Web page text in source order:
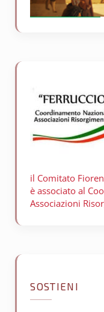
il Comitato
è associato al
Associazioni
SOSTIENI